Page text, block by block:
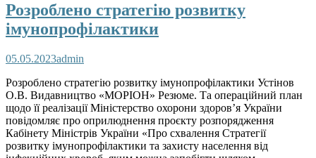
Розроблено стратегію розвитку
імунопрофілактики
05.05.2023admin
Розроблено стратегію розвитку імунопрофілактики Устінов
О.В. Видавництво «МОРІОН» Резюме. Та операційний план
щодо її реалізації Міністерство охорони здоров’я України
повідомляє про оприлюднення проєкту розпорядження
Кабінету Міністрів України «Про схвалення Стратегії
розвитку імунопрофілактики та захисту населення від